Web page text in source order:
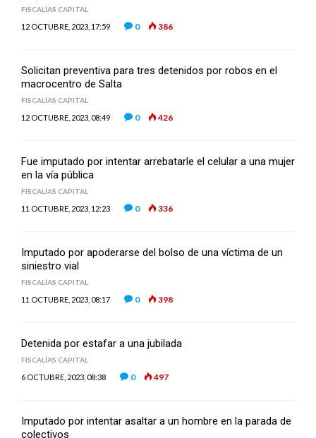
FISCALÍAS CAPITAL
12 OCTUBRE, 2023, 17:59 0 386
Solicitan preventiva para tres detenidos por robos en el
macrocentro de Salta
FISCALÍAS CAPITAL
12 OCTUBRE, 2023, 08:49 0 426
Fue imputado por intentar arrebatarle el celular a una mujer
en la vía pública
FISCALÍAS CAPITAL
11 OCTUBRE, 2023, 12:23 0 336
Imputado por apoderarse del bolso de una víctima de un
siniestro vial
FISCALÍAS CAPITAL
11 OCTUBRE, 2023, 08:17 0 398
Detenida por estafar a una jubilada
FISCALÍAS CAPITAL
6 OCTUBRE, 2023, 08:38 0 497
Imputado por intentar asaltar a un hombre en la parada de
colectivos